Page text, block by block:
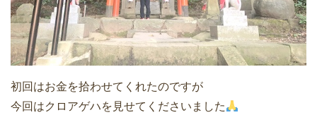
初回はお金を拾わせてくれたのですが
今回はクロアゲハを見せてくださいました